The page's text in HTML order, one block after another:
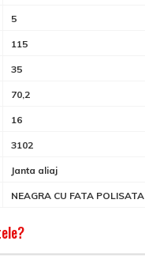
5
115
35
70,2
16
3102
Janta aliaj
NEAGRA CU FATA POLISATA